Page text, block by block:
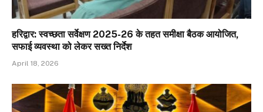
हरिद्वार: स्वच्छता सर्वेक्षण 2025-26 के तहत समीक्षा बैठक आयोजित,
सफाई व्यवस्था को लेकर सख्त निर्देश
April 18, 2026